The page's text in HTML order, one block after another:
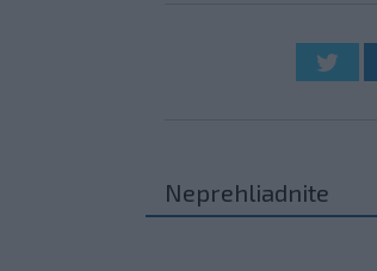
Neprehliadnite